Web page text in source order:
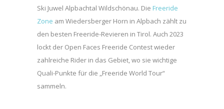
Ski Juwel Alpbachtal Wildschönau. Die Freeride
Zone am Wiedersberger Horn in Alpbach zählt zu
den besten Freeride-Revieren in Tirol. Auch 2023
lockt der Open Faces Freeride Contest wieder
zahlreiche Rider in das Gebiet, wo sie wichtige
Quali-Punkte für die „Freeride World Tour“
sammeln.